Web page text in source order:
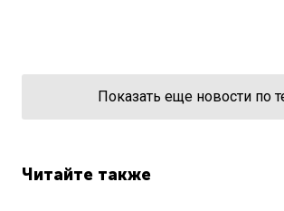
Показать еще новости по
Читайте также